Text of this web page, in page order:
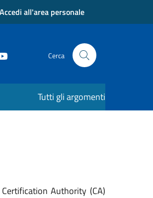
Accedi all'area personale
Cerca
Tutti gli argomenti
Authority (CA)